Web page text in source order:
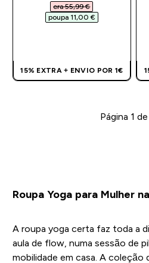
era 55,99 €‎
poupa 11,00 €‎
15% EXTRA + ENVIO POR 1€
Paginação
Página 1
Roupa Yoga para Mulher
A roupa yoga certa faz toda a
aula de flow, numa sessão de
mobilidade em casa. A coleção